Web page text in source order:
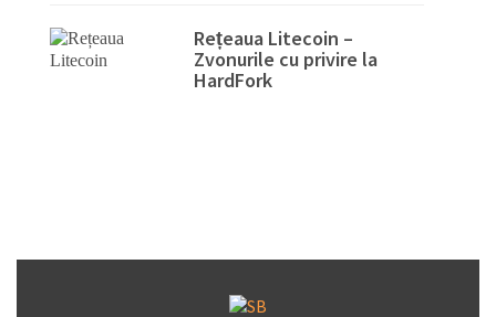
Rețeaua Litecoin –
Zvonurile cu privire la
HardFork